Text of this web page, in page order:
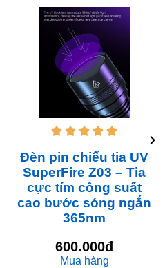
    
Đèn pin chiếu tia UV
SuperFire Z03 – Tia
cực tím công suất
cao bước sóng ngắn
365nm
600.000đ
Mua hàng